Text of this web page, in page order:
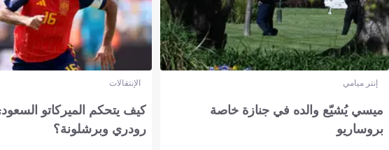
إنتر ميامي
ميسي يُشيّع والده في جنازة خاصة
بروساريو
الإنتقالات
كيف يتحكم الميركاتو
رودري وبرشلونة؟